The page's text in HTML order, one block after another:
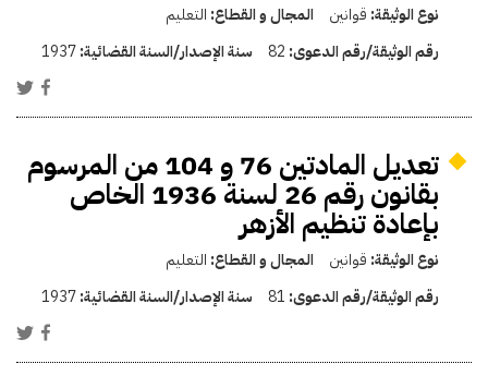
نوع الوثيقة: قوانين المجال و القطاع: التعليم
رقم الوثيقة/رقم الدعوى: 82 سنة الإصدار/السنة القضائية:1937
تعديل المادتين 76 و 104 من المرسوم
بقانون رقم 26 لسنة 1936 الخاص
بإعادة تنظيم الأزهر
نوع الوثيقة: قوانين المجال و القطاع: التعليم
رقم الوثيقة/رقم الدعوى: 81 سنة الإصدار/السنة القضائية:1937